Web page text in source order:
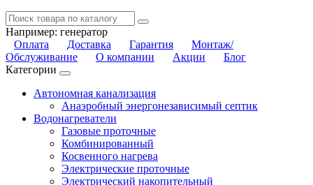
Например: генератор
Оплата
Доставка Гарантия
Монтаж/
Обслуживание
О компании Акции
Блог
Категории
Автономная канализация
Анаэробный энергонезависимый септик
Водонагреватели
Газовые проточные
Комбинированный
Косвенного нагрева
Электрические проточные
Электрический накопительный